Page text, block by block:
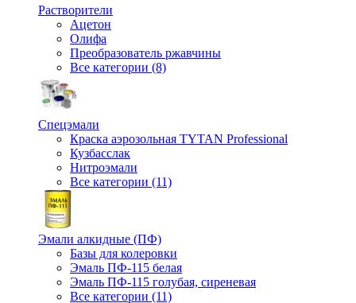
Растворители
Ацетон
Олифа
Преобразователь ржавчины
Все категории (8)
Спецэмали
Краска аэрозольная TYTAN Professional
Кузбасслак
Нитроэмали
Все категории (11)
Эмали алкидные (ПФ)
Базы для колеровки
Эмаль ПФ-115 белая
Эмаль ПФ-115 голубая, сиреневая
Все категории (11)